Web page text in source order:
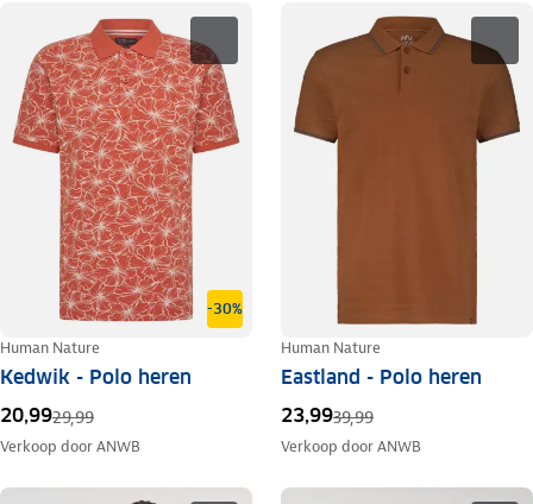
-30%
Human Nature
Kedwik - Polo heren
20,9929,99
Verkoop doorANWB
Human Nature
Eastland - Polo heren
23,9939,99
Verkoop doorANWB